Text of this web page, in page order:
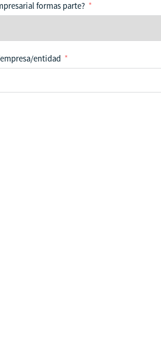
formas parte?
entidad